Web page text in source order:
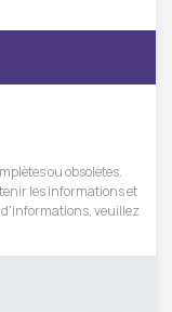
ou obsolètes.
les informations et
d'informations, veuillez